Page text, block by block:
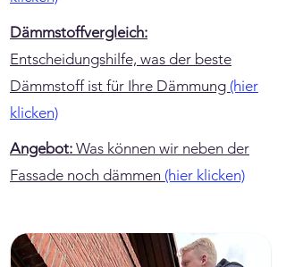
Dämmstoffvergleich:
Entscheidungshilfe, was der beste
Dämmstoff ist für Ihre Dämmung (hier
klicken)
Angebot: Was können wir neben der
Fassade noch dämmen (hier klicken)